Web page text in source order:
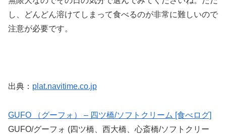
し、どんどん溶けてしまって食べるのが非常に難しいので
注意が必要です。
出典： plat.navitime.co.jp
GUFO （グーフォ） – 四ツ橋/ソフトクリーム [食べログ]
GUFO/グーフォ (四ツ橋、西大橋、心斎橋/ソフトクリー